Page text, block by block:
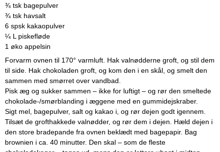
¾ tsk bagepulver
¾ tsk havsalt
6 spsk kakaopulver
¼ L piskefløde
1 øko appelsin
Forvarm ovnen til 170° varmluft. Hak valnødderne groft, og stil dem
til side. Hak chokoladen groft, og kom den i en skål, og smelt den
sammen med smørret over vandbad.
Pisk æg og sukker sammen – ikke for luftigt – og rør den smeltede
chokolade-/smørblanding i æggene med en gummidejskraber.
Sigt mel, bagepulver, salt og kakao i, og rør dejen godt igennem.
Tilsæt de grofthakkede valnødder, og rør dem i dejen. Hæld dejen i
den store bradepande fra ovnen beklædt med bagepapir. Bag
brownien i ca. 40 minutter. Den skal – som de fleste